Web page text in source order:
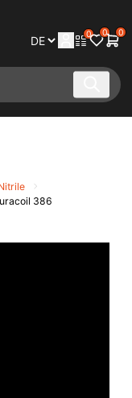
0 0 0
386